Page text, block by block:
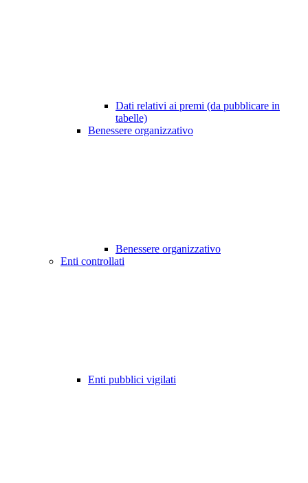
Dati relativi ai premi (da pubblicare in
tabelle)
Benessere organizzativo
Benessere organizzativo
Enti controllati
Enti pubblici vigilati